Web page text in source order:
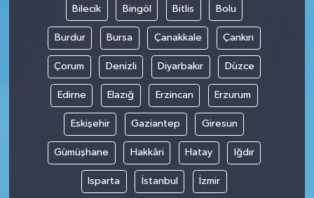
Bilecik Bingöl Bitlis Bolu
Burdur Bursa Çanakkale Çankırı
Çorum Denizli Diyarbakır Düzce
Edirne Elazığ Erzincan Erzurum
Eskişehir Gaziantep Giresun
Gümüşhane Hakkâri Hatay Iğdır
Isparta İstanbul İzmir